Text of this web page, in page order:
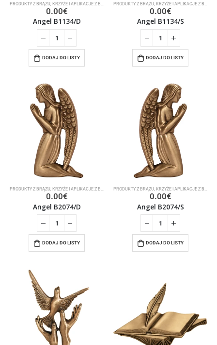
PRODUKTY Z BRĄZU KRZYŻE I APLIKACJE Z BRĄZU
0.00€
Angel B1134/D
DODAJ DO LISTY
PRODUKTY Z BRĄZU KRZYŻE I APLIKACJE Z BRĄZU
0.00€
Angel B1134/S
DODAJ DO LISTY
PRODUKTY Z BRĄZU KRZYŻE I APLIKACJE Z BRĄZU
0.00€
Angel B2074/D
DODAJ DO LISTY
PRODUKTY Z BRĄZU KRZYŻE I APLIKACJE Z BRĄZU
0.00€
Angel B2074/S
DODAJ DO LISTY